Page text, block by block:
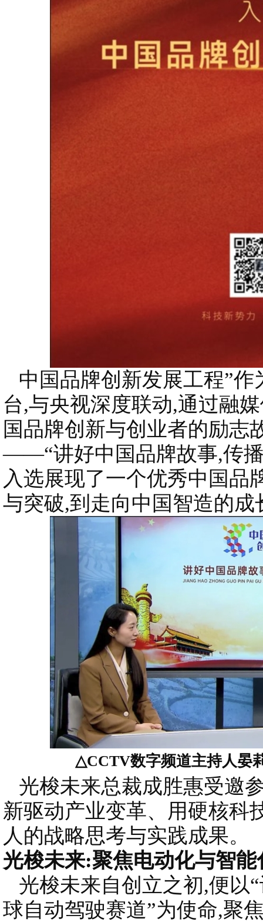
中国品牌创新发展工程”作
台,与央视深度联动,通过融
国品牌创新与创业者的励志
——“讲好中国品牌故事,传
入选展现了一个优秀中国品
与突破,到走向中国智造的成
△CCTV数字频道主持人晏
光梭未来总裁成胜惠受邀
新驱动产业变革、用硬核科
人的战略思考与实践成果。
光梭未来:聚焦电动化与智
光梭未来自创立之初,便以
球自动驾驶赛道”为使命,聚